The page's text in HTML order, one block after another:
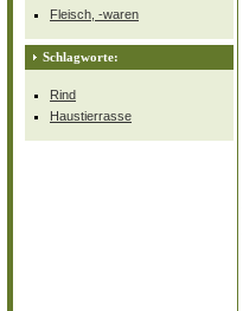
Fleisch, -waren
Schlagworte:
Rind
Haustierrasse